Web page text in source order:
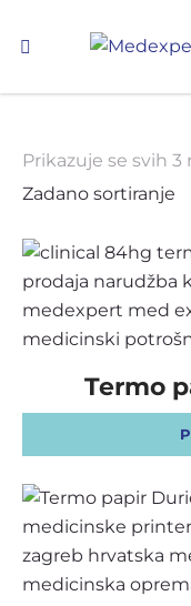
Prikazuje se svih 3
Termo
Koje
ULTRAZVUK
RTG,
OSTALI UREĐAJI I
POTROŠNI